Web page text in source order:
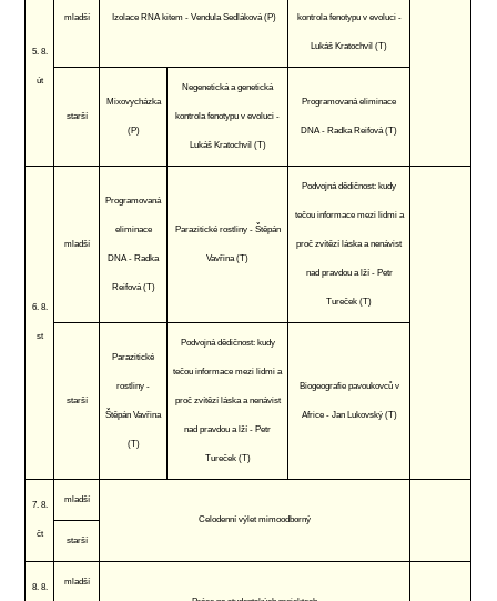
5. 8.
út
mladší Izolace RNA kitem - Vendula Sedláková (P) kontrola fenotypu v evoluci -
Lukáš Kratochvíl (T)
starší
Mixovycházka
(P)
Negenetická a genetická
kontrola fenotypu v evoluci -
Lukáš Kratochvíl (T)
Programovaná eliminace
DNA - Radka Reifová (T)
6. 8.
st
mladší
Programovaná
eliminace
DNA - Radka
Reifová (T)
Parazitické rostliny - Štěpán
Vavřina (T)
Podvojná dědičnost: kudy
tečou informace mezi lidmi a
proč zvítězí láska a nenávist
nad pravdou a lží - Petr
Tureček (T)
starší
Parazitické
rostliny -
Štěpán Vavřina
(T)
Podvojná dědičnost: kudy
tečou informace mezi lidmi a
proč zvítězí láska a nenávist
nad pravdou a lží - Petr
Tureček (T)
Biogeografie pavoukovců v
Africe - Jan Lukovský (T)
7. 8.
čt
mladší
Celodenní výlet mimoodborný
starší
8. 8.
mladší